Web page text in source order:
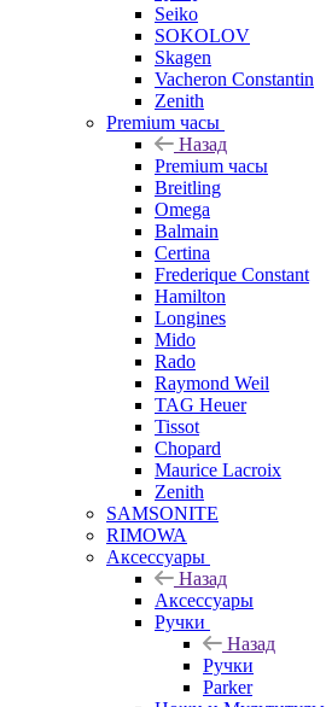
Seiko
SOKOLOV
Skagen
Vacheron Constantin
Zenith
Premium часы
Назад
Premium часы
Breitling
Omega
Balmain
Certina
Frederique Constant
Hamilton
Longines
Mido
Rado
Raymond Weil
TAG Heuer
Tissot
Chopard
Maurice Lacroix
Zenith
SAMSONITE
RIMOWA
Аксессуары
Назад
Аксессуары
Ручки
Назад
Ручки
Parker